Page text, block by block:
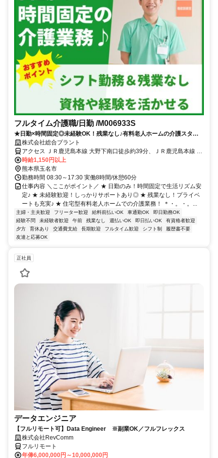
フルタイム介護職/日勤 /M006933S
★日勤×時間固定◎未経験OK！残業なし♪有料老人ホームの介護スタッ
フ 株式会社総合プラント
アクセス ＪＲ鹿児島本線 大野下南口徒歩約39分、ＪＲ鹿児島本線 玉
名南口徒歩約58分、ＪＲ鹿児島本線 長洲南口徒歩約90分 熊本県玉名
市岱明町高道
時給1,150円以上
熊本県玉名市
勤務時間 08:30～17:30 実働8時間/休憩60分
仕事内容 ＼ここがポイント／ ★ 日勤のみ！時間固定で生活リズム安
定♪ ★ 未経験歓迎！しっかりサポートあり◎ ★ 残業なし！プライベ
ートも充実♪ ★ 住宅型有料老人ホームでの介護業務！ ＊・。・。...
主婦・主夫歓迎 フリーター歓迎 給料前払いOK 車通勤OK
即日勤務OK
経験不問
未経験者歓迎 午前 残業なし 週払いOK 即日払いOK
有資格者歓迎
夕方
育休あり 交通費支給 長期歓迎 フルタイム歓迎 シフト制
履歴書不要
友達と応募OK
正社員
データエンジニア
【フルリモート可】Data Engineer ※副業OK／フルフレックス
株式会社RevComm
フルリモート
年俸6,000,000円～10,000,000円